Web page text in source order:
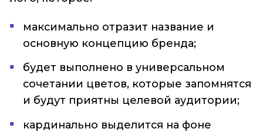
максимально отразит название и
основную концепцию бренда;
будет выполнено в универсальном
сочетании цветов, которые запомнятся
и будут приятны целевой аудитории;
кардинально выделится на фоне